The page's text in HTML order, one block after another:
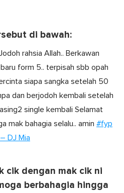
di bawah:
rahsia Allah.. Berkawan
form 5.. terpisah sbb opah
siapa sangka setelah 50
dan berjodoh kembali setelah
single kembali Selamat
mak bahagia selalu.. amin #fyp
DJ Mia
cik dengan mak cik ni
berbahagia hingga